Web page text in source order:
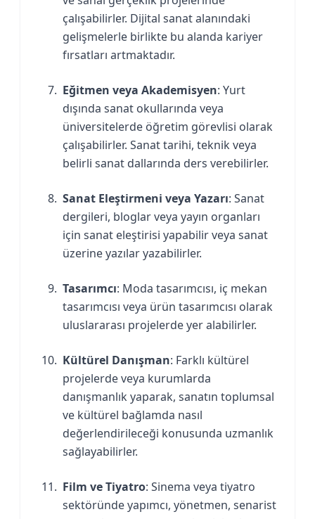
çalışabilirler. Dijital sanat alanındaki
gelişmelerle birlikte bu alanda kariyer
fırsatları artmaktadır.
Eğitmen veya Akademisyen: Yurt
dışında sanat okullarında veya
üniversitelerde öğretim görevlisi olarak
çalışabilirler. Sanat tarihi, teknik veya
belirli sanat dallarında ders verebilirler.
Sanat Eleştirmeni veya Yazarı: Sanat
dergileri, bloglar veya yayın organları
için sanat eleştirisi yapabilir veya sanat
üzerine yazılar yazabilirler.
Tasarımcı: Moda tasarımcısı, iç mekan
tasarımcısı veya ürün tasarımcısı olarak
uluslararası projelerde yer alabilirler.
Kültürel Danışman: Farklı kültürel
projelerde veya kurumlarda
danışmanlık yaparak, sanatın toplumsal
ve kültürel bağlamda nasıl
değerlendirileceği konusunda uzmanlık
sağlayabilirler.
Film ve Tiyatro: Sinema veya tiyatro
sektöründe yapımcı, yönetmen, senarist